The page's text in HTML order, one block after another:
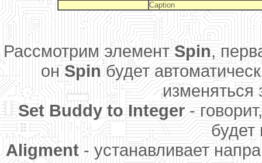
Caption
Рассмотрим элементSpin,
онSpinбудет
изменяться
Set Buddy to Integer-
будет
Aligment- устанавливает